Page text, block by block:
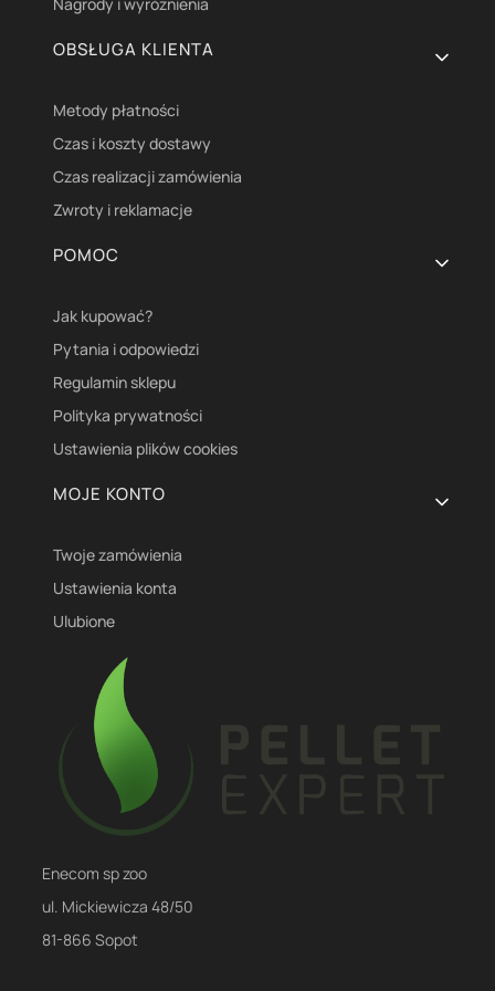
Nagrody i wyróżnienia
OBSŁUGA KLIENTA
Metody płatności
Czas i koszty dostawy
Czas realizacji zamówienia
Zwroty i reklamacje
POMOC
Jak kupować?
Pytania i odpowiedzi
Regulamin sklepu
Polityka prywatności
Ustawienia plików cookies
MOJE KONTO
Twoje zamówienia
Ustawienia konta
Ulubione
Enecom sp zoo
ul. Mickiewicza 48/50
81-866 Sopot